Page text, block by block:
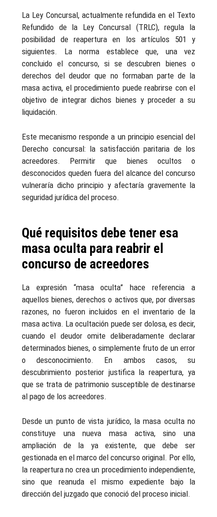
La Ley Concursal, actualmente refundida en el Texto
Refundido de la Ley Concursal (TRLC), regula la
posibilidad de reapertura en los artículos 501 y
siguientes. La norma establece que, una vez
concluido el concurso, si se descubren bienes o
derechos del deudor que no formaban parte de la
masa activa, el procedimiento puede reabrirse con el
objetivo de integrar dichos bienes y proceder a su
liquidación.
Este mecanismo responde a un principio esencial del
Derecho concursal: la satisfacción paritaria de los
acreedores. Permitir que bienes ocultos o
desconocidos queden fuera del alcance del concurso
vulneraría dicho principio y afectaría gravemente la
seguridad jurídica del proceso.
Qué requisitos debe tener esa
masa oculta para reabrir el
concurso de acreedores
La expresión “masa oculta” hace referencia a
aquellos bienes, derechos o activos que, por diversas
razones, no fueron incluidos en el inventario de la
masa activa. La ocultación puede ser dolosa, es decir,
cuando el deudor omite deliberadamente declarar
determinados bienes, o simplemente fruto de un error
o desconocimiento. En ambos casos, su
descubrimiento posterior justifica la reapertura, ya
que se trata de patrimonio susceptible de destinarse
al pago de los acreedores.
Desde un punto de vista jurídico, la masa oculta no
constituye una nueva masa activa, sino una
ampliación de la ya existente, que debe ser
gestionada en el marco del concurso original. Por ello,
la reapertura no crea un procedimiento independiente,
sino que reanuda el mismo expediente bajo la
dirección del juzgado que conoció del proceso inicial.